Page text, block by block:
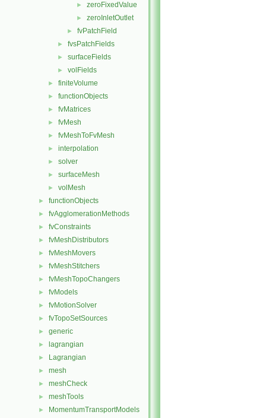
► zeroFixedValue
► zeroInletOutlet
► fvPatchField
► fvsPatchFields
► surfaceFields
► volFields
► finiteVolume
► functionObjects
► fvMatrices
► fvMesh
► fvMeshToFvMesh
► interpolation
► solver
► surfaceMesh
► volMesh
► functionObjects
► fvAgglomerationMethods
► fvConstraints
► fvMeshDistributors
► fvMeshMovers
► fvMeshStitchers
► fvMeshTopoChangers
► fvModels
► fvMotionSolver
► fvTopoSetSources
► generic
► lagrangian
► Lagrangian
► mesh
► meshCheck
► meshTools
► MomentumTransportModels